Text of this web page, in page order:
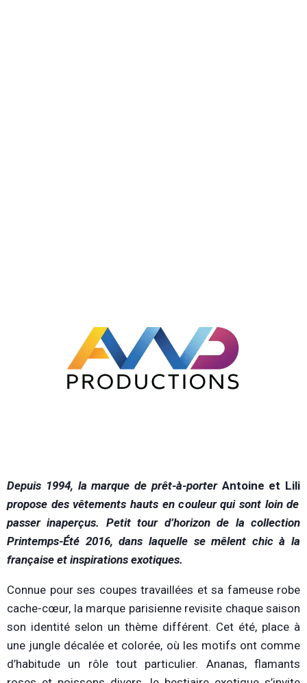
Depuis 1994, la marque de prêt-à-porter Antoine et Lili
propose des vêtements hauts en couleur qui sont loin de
passer inaperçus. Petit tour d’horizon de la collection
Printemps-Été 2016, dans laquelle se mêlent chic à la
française et inspirations exotiques.
Connue pour ses coupes travaillées et sa fameuse robe
cache-cœur, la marque parisienne revisite chaque saison
son identité selon un thème différent. Cet été, place à
une jungle décalée et colorée, où les motifs ont comme
d’habitude un rôle tout particulier. Ananas, flamants